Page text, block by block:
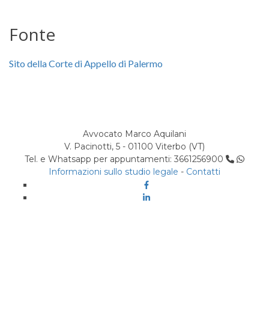
Fonte
Sito della Corte di Appello di Palermo
Avvocato Marco Aquilani
V. Pacinotti, 5 - 01100 Viterbo (VT)
Tel. e Whatsapp per appuntamenti: 3661256900
Informazioni sullo studio legale - Contatti
Facebook
Linkedin